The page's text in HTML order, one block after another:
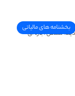
بخشنامه های مالیاتی